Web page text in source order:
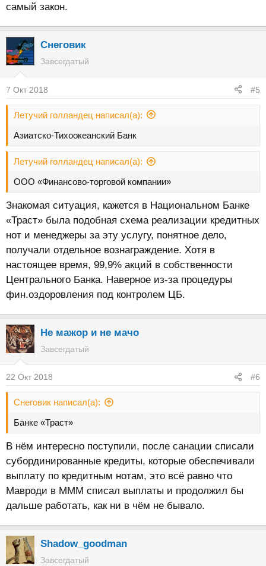
самый закон.
Снеговик
Завсегдатый
7 Окт 2018 #5
Летучий голландец написал(а):
Азиатско-Тихоокеанский Банк
Летучий голландец написал(а):
ООО «Финансово-торговой компании»
Знакомая ситуация, кажется в Национальном Банке
«Траст» была подобная схема реализации кредитных
нот и менеджеры за эту услугу, понятное дело,
получали отдельное вознаграждение. Хотя в
настоящее время, 99,9% акций в собственности
Центрального Банка. Наверное из-за процедуры
фин.оздоровления под контролем ЦБ.
Не мажор и не мачо
Завсегдатый
22 Окт 2018 #6
Снеговик написал(а):
Банке «Траст»
В нём интересно поступили, после санации списали
субординированные кредиты, которые обеспечивали
выплату по кредитным нотам, это всё равно что
Мавроди в МММ списал выплаты и продолжил бы
дальше работать, как ни в чём не бывало.
Shadow_goodman
Завсегдатый